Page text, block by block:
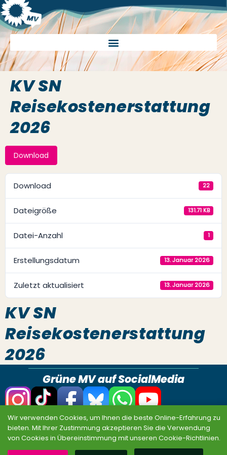
KV SN
Reisekostenerstattung
2026
Download
Download 22
Dateigröße 131.71 KB
Datei-Anzahl 1
Erstellungsdatum 13. Januar 2026
Zuletzt aktualisiert 13. Januar 2026
KV SN
Reisekostenerstattung
2026
Grüne MV auf SocialMedia
Datenschutz Impressum Sitemap
Wir verwenden Cookies, um Ihnen die beste Online-Erfahrung zu
bieten. Mit Ihrer Zustimmung akzeptieren Sie die Verwendung
von Cookies in Übereinstimmung mit unseren Cookie-Richtlinien.